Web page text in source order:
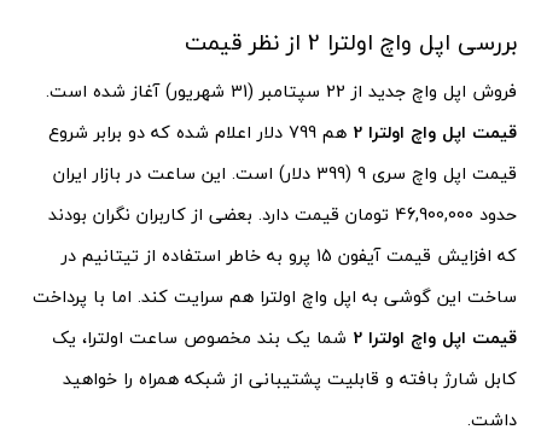
بررسی اپل واچ اولترا 2 از نظر قیمت
فروش اپل واچ جدید از 22 سپتامبر (31 شهریور) آغاز شده است.
قیمت اپل واچ اولترا 2
هم 799 دلار اعلام شده که دو برابر شروع
قیمت اپل واچ سری 9 (399 دلار) است. این ساعت در بازار ایران
حدود 46,900,000 تومان قیمت دارد. بعضی از کاربران نگران بودند
که افزایش قیمت آیفون 15 پرو به خاطر استفاده از تیتانیم در
ساخت این گوشی به اپل واچ اولترا هم سرایت کند. اما با پرداخت
قیمت اپل واچ اولترا 2
شما یک بند مخصوص ساعت اولترا، یک
کابل شارژ بافته و قابلیت پشتیبانی از شبکه همراه را خواهید
داشت.